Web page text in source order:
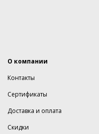
О компании
Контакты
Сертификаты
Доставка и оплата
Скидки